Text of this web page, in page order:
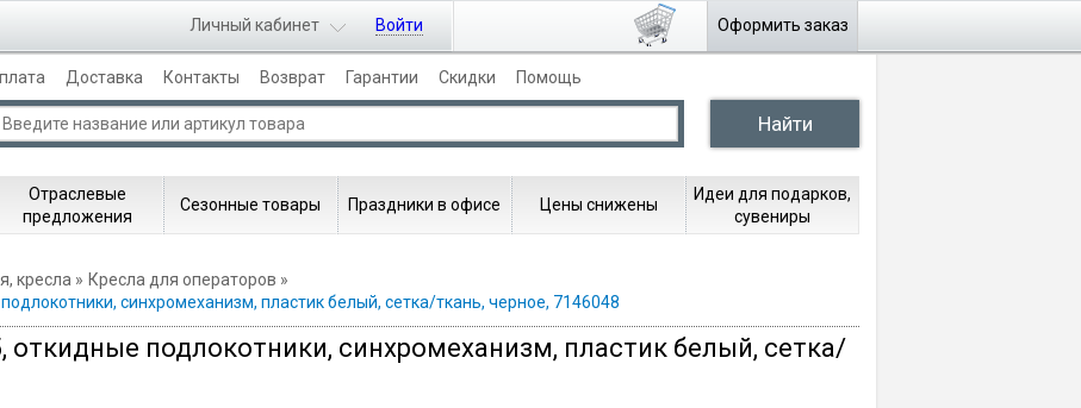
Оформить заказ
Войти
Личный кабинет
Доставка Контакты Возврат Гарантии Скидки Помощь
Отраслевые
предложения
Сезонные товары Праздники в офисе Цены снижены
Идеи для подарков,
сувениры
кресла
Кресла для операторов
синхромеханизм, пластик белый, сетка/ткань, черное, 7146048
откидные подлокотники, синхромеханизм, пластик белый, сетка/